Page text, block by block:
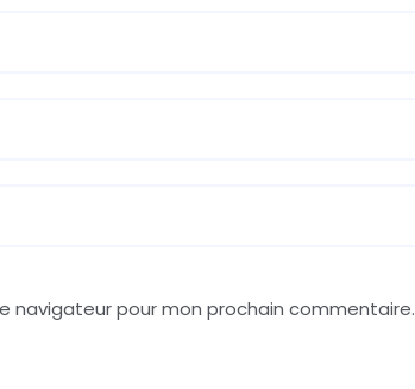
navigateur pour mon prochain commentaire.